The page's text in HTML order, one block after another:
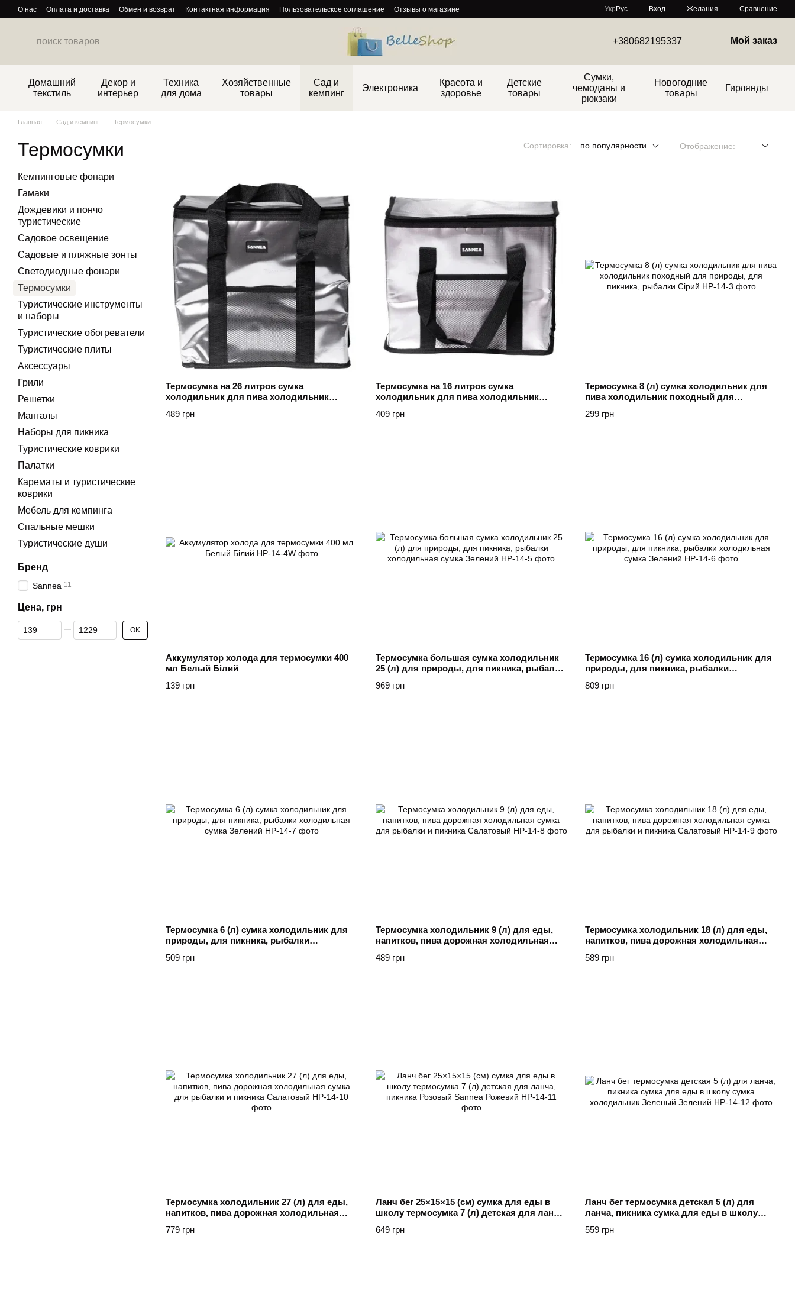
Перейти к основному контенту
О нас Оплата и доставка Обмен и возврат Контактная информация Пользовательское соглашение
Отзывы о магазине
Укр Рус Вход Желания Сравнение
+380682195337 Мой заказ
Домашний
текстиль
Декор и
интерьер
Техника
для дома
Хозяйственные
товары
Сад и
кемпинг
Электроника
Красота и
здоровье
Детские
товары
Сумки,
чемоданы и
рюкзаки
Новогодние
товары
Гирлянды
Главная Сад и кемпинг Термосумки
Термосумки Сортировка: по популярности Отображение:
Термосумка на 26 литров сумка
холодильник для пива холодильник
рыбалки Сірий
489 грн
Термосумка на 16 литров сумка
холодильник для пива холодильник
рыбалки Сірий
409 грн
Термосумка 8 (л) сумка холодильник для
пива холодильник походный для
299 грн
Аккумулятор холода для термосумки 400
мл Белый Білий
139 грн
Термосумка большая сумка холодильник
25 (л) для природы, для пикника, рыбалки
969 грн
Термосумка 16 (л) сумка холодильник для
природы, для пикника, рыбалки
809 грн
Термосумка 6 (л) сумка холодильник для
природы, для пикника, рыбалки
509 грн
Термосумка холодильник 9 (л) для еды,
напитков, пива дорожная холодильная
489 грн
Термосумка холодильник 18 (л) для еды,
напитков, пива дорожная холодильная
589 грн
Термосумка холодильник 27 (л) для еды,
напитков, пива дорожная холодильная
779 грн
Ланч бег 25×15×15 (см) сумка для еды в
школу термосумка 7 (л) детская для ланча,
649 грн
Ланч бег термосумка детская 5 (л) для
ланча, пикника сумка для еды в школу
559 грн
Кемпинговые фонари
Гамаки
Дождевики и пончо
туристические
Садовое освещение
Садовые и пляжные зонты
Светодиодные фонари
Термосумки
Туристические инструменты
и наборы
Туристические обогреватели
Туристические плиты
Аксессуары
Грили
Решетки
Мангалы
Наборы для пикника
Туристические коврики
Палатки
Карематы и туристические
коврики
Мебель для кемпинга
Спальные мешки
Туристические души
Бренд
Sannea 11
Цена, грн
От Цена, грн
До Цена, грн OK